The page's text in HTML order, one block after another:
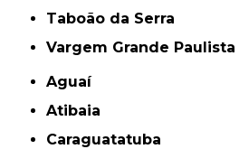
Taboão da Serra
Vargem Grande Paulista
Aguaí
Atibaia
Caraguatatuba